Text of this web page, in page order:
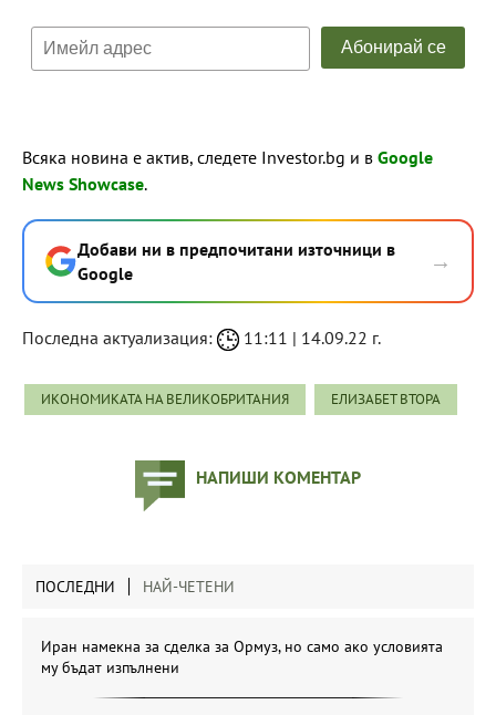
Всяка новина е актив, следете Investor.bg и в Google
News Showcase.
Добави ни в предпочитани източници в
Google
→
Последна актуализация: 11:11 | 14.09.22 г.
ИКОНОМИКАТА НА ВЕЛИКОБРИТАНИЯ ЕЛИЗАБЕТ ВТОРА
НАПИШИ КОМЕНТАР
ПОСЛЕДНИ НАЙ-ЧЕТЕНИ
Иран намекна за сделка за Ормуз, но само ако условията
му бъдат изпълнени